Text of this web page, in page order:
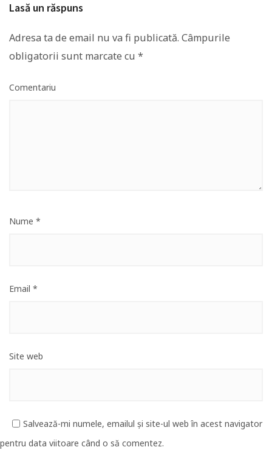
Lasă un răspuns
Adresa ta de email nu va fi publicată. Câmpurile
obligatorii sunt marcate cu *
Comentariu
Nume *
Email *
Site web
Salvează-mi numele, emailul și site-ul web în acest navigator
pentru data viitoare când o să comentez.